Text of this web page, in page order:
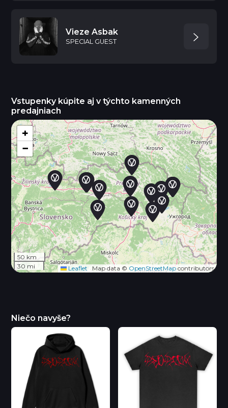
Vieze Asbak
SPECIAL GUEST
Vstupenky kúpite aj v týchto kamenných
predajniach
+
−
50 km
30 mi
Leaflet Map data © OpenStreetMapcontributors
Niečo navyše?